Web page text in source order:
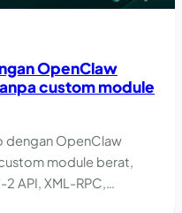
OpenClaw
custom module
dengan OpenClaw
module berat,
API, XML-RPC,